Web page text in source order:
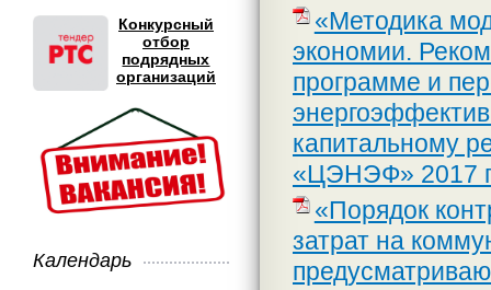
Конкурсный
отбор
подрядных
организаций
Календарь
«Методика
экономии.
программе и
капитальному
«ЦЭНЭФ» 2017
«Порядок
затрат на